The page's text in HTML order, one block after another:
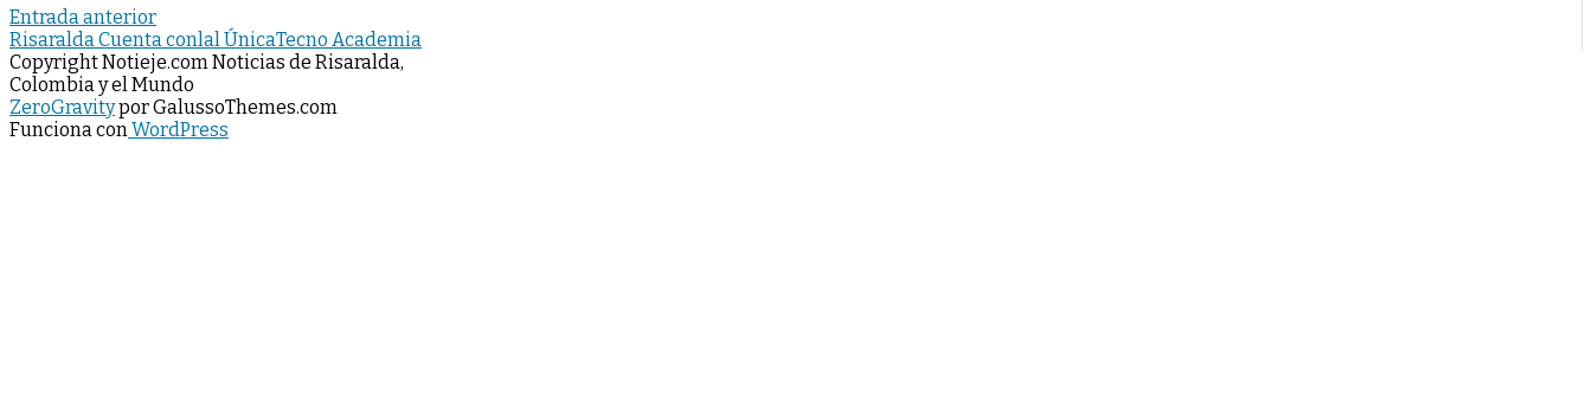
Entrada anterior
Risaralda Cuenta conlal ÚnicaTecno Academia
Copyright Notieje.com Noticias de Risaralda,
Colombia y el Mundo
ZeroGravitypor GalussoThemes.com
Funciona conWordPress